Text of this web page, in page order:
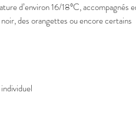
d’environ 16/18°C, accompagnés
des orangettes ou encore certains